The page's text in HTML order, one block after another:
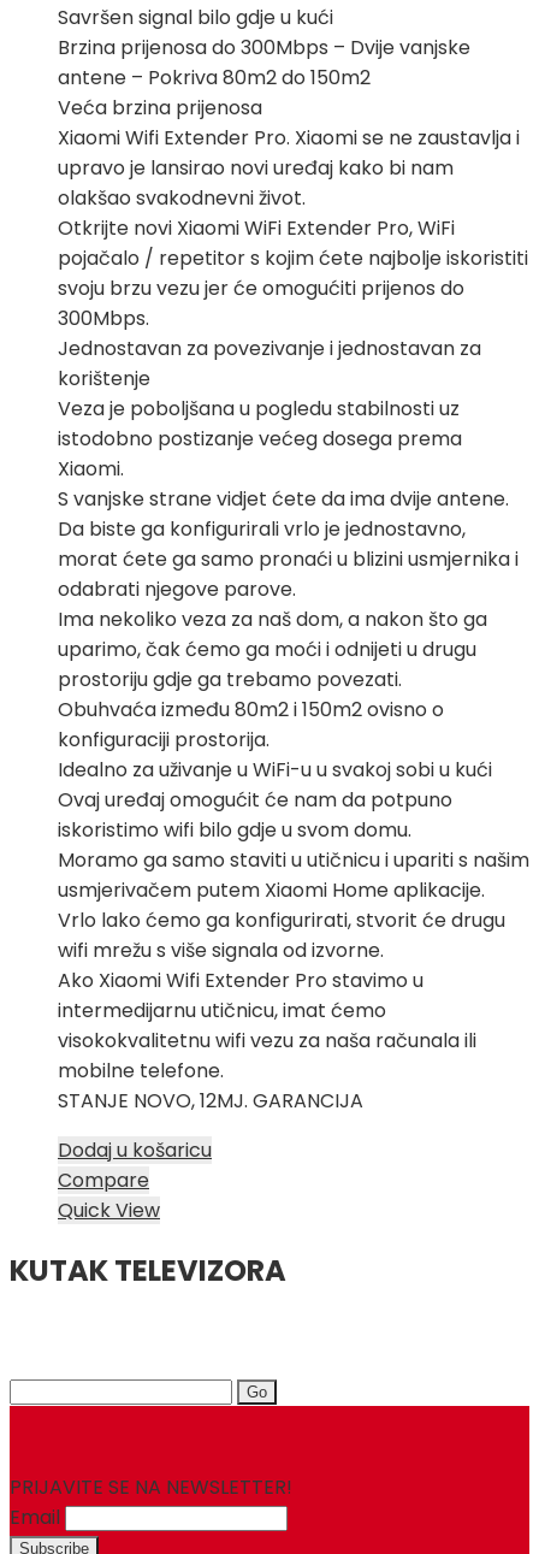
je:
45,00 KM.
38,00 KM.
Savršen signal bilo gdje u kući
Brzina prijenosa do 300Mbps – Dvije vanjske
antene – Pokriva 80m2 do 150m2
Veća brzina prijenosa
Xiaomi Wifi Extender Pro. Xiaomi se ne zaustavlja i
upravo je lansirao novi uređaj kako bi nam
olakšao svakodnevni život.
Otkrijte novi Xiaomi WiFi Extender Pro, WiFi
pojačalo / repetitor s kojim ćete najbolje iskoristiti
svoju brzu vezu jer će omogućiti prijenos do
300Mbps.
Jednostavan za povezivanje i jednostavan za
korištenje
Veza je poboljšana u pogledu stabilnosti uz
istodobno postizanje većeg dosega prema
Xiaomi.
S vanjske strane vidjet ćete da ima dvije antene.
Da biste ga konfigurirali vrlo je jednostavno,
morat ćete ga samo pronaći u blizini usmjernika i
odabrati njegove parove.
Ima nekoliko veza za naš dom, a nakon što ga
uparimo, čak ćemo ga moći i odnijeti u drugu
prostoriju gdje ga trebamo povezati.
Obuhvaća između 80m2 i 150m2 ovisno o
konfiguraciji prostorija.
Idealno za uživanje u WiFi-u u svakoj sobi u kući
Ovaj uređaj omogućit će nam da potpuno
iskoristimo wifi bilo gdje u svom domu.
Moramo ga samo staviti u utičnicu i upariti s našim
usmjerivačem putem Xiaomi Home aplikacije.
Vrlo lako ćemo ga konfigurirati, stvorit će drugu
wifi mrežu s više signala od izvorne.
Ako Xiaomi Wifi Extender Pro stavimo u
intermedijarnu utičnicu, imat ćemo
visokokvalitetnu wifi vezu za naša računala ili
mobilne telefone.
STANJE NOVO, 12MJ. GARANCIJA
Dodaj u košaricu
Compare
Quick View
KUTAK TELEVIZORA
Search
PRIJAVITE SE NA NEWSLETTER!
Email